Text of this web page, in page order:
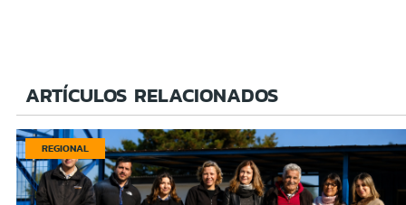
ARTÍCULOS RELACIONADOS
REGIONAL